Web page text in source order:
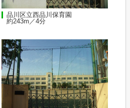
品川区立西品川保育園
約243m／4分